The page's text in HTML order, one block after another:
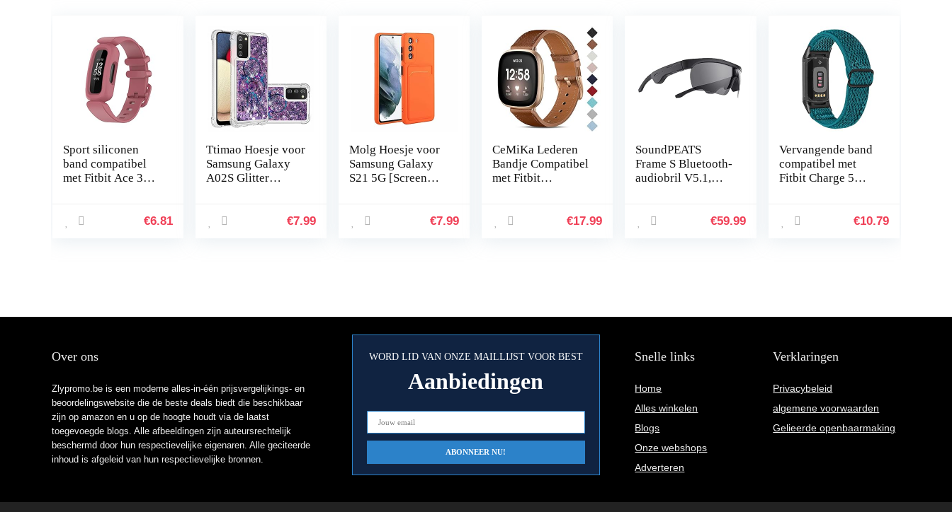
Sport siliconen
band compatibel
met Fitbit Ace 3
kinderen,
€6.81
Ttimao Hoesje voor
Samsung Galaxy
A02S Glitter
Telefoonhoes
€7.99
Molg Hoesje voor
Samsung Galaxy
S21 5G [Screen
TPU Siliconen
€7.99
CeMiKa Lederen
Bandje Compatibel
met Fitbit
Lederen Band
€17.99
SoundPEATS
Frame S Bluetooth-
audiobril V5.1,
Qualcomm
€59.99
Vervangende band
compatibel met
Fitbit Charge 5
verstelbare
€10.79
Over ons
Zlypromo.be is een moderne alles-in-één prijsvergelijkings- en
beoordelingswebsite die de beste deals biedt die beschikbaar
zijn op amazon en u op de hoogte houdt via de laatst
toegevoegde blogs. Alle afbeeldingen zijn auteursrechtelijk
beschermd door hun respectievelijke eigenaren. Alle geciteerde
inhoud is afgeleid van hun respectievelijke bronnen.
WORD LID VAN ONZE MAILLIJST VOOR BEST
Aanbiedingen
Snelle links
Home
Alles winkelen
Blogs
Onze webshops
Adverteren
Verklaringen
Privacybeleid
algemene voorwaarden
Gelieerde openbaarmaking